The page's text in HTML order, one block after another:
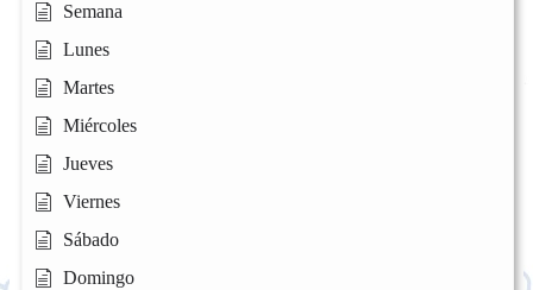
Semana
Lunes
Martes
Miércoles
Jueves
Viernes
Sábado
Domingo